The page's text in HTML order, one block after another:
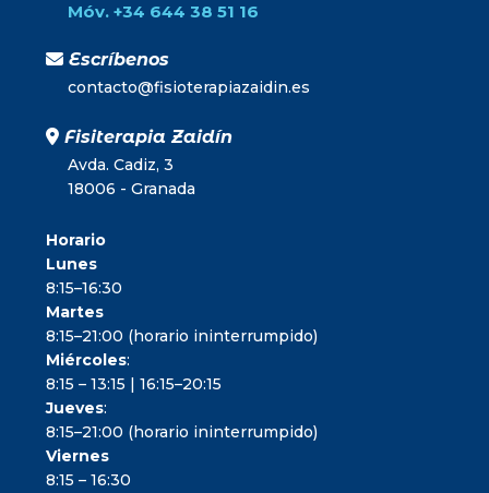
Móv. +34 644 38 51 16
Escríbenos
contacto@fisioterapiazaidin.es
Fisiterapia Zaidín
Avda. Cadiz, 3
18006 - Granada
Horario
Lunes
8:15–16:30
Martes
8:15–21:00 (horario ininterrumpido)
Miércoles:
8:15 – 13:15 | 16:15–20:15
Jueves:
8:15–21:00 (horario ininterrumpido)
Viernes
8:15 – 16:30